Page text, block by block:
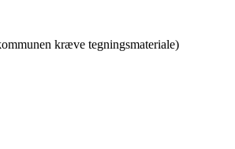
kræve tegningsmateriale)